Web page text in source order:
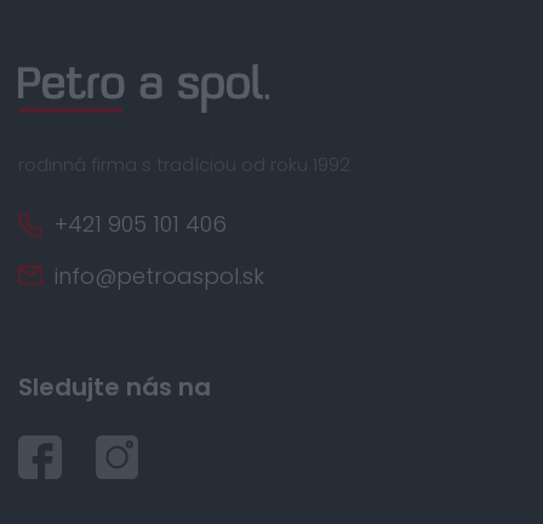
rodinná firma s tradíciou od roku 1992
+421 905 101 406
info@petroaspol.sk
Sledujte nás na